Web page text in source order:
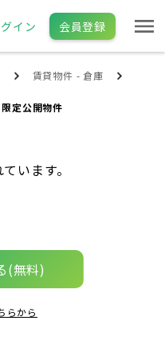
イン 会員登録
賃貸物件 - 倉庫
限定公開物件
います。
(無料)
らから